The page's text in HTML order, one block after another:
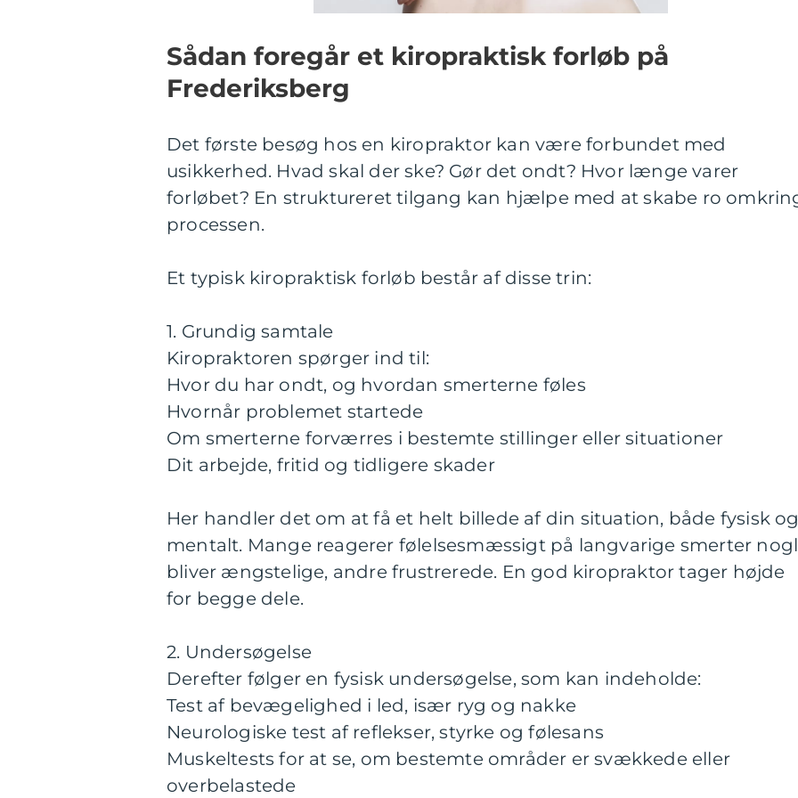
Sådan foregår et kiropraktisk forløb på
Frederiksberg
Det første besøg hos en kiropraktor kan være forbundet med
usikkerhed. Hvad skal der ske? Gør det ondt? Hvor længe varer
forløbet? En struktureret tilgang kan hjælpe med at skabe ro
processen.
Et typisk kiropraktisk forløb består af disse trin:
1. Grundig samtale
Kiropraktoren spørger ind til:
Hvor du har ondt, og hvordan smerterne føles
Hvornår problemet startede
Om smerterne forværres i bestemte stillinger eller situationer
Dit arbejde, fritid og tidligere skader
Her handler det om at få et helt billede af din situation, både fysisk
mentalt. Mange reagerer følelsesmæssigt på langvarige smerter
bliver ængstelige, andre frustrerede. En god kiropraktor tager højde
for begge dele.
2. Undersøgelse
Derefter følger en fysisk undersøgelse, som kan indeholde:
Test af bevægelighed i led, især ryg og nakke
Neurologiske test af reflekser, styrke og følesans
Muskeltests for at se, om bestemte områder er svækkede eller
overbelastede